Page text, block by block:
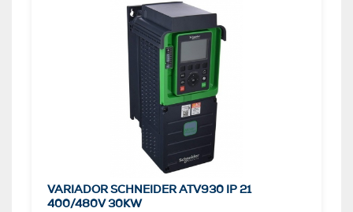
VARIADOR SCHNEIDER ATV930 IP 21
400/480V 30KW